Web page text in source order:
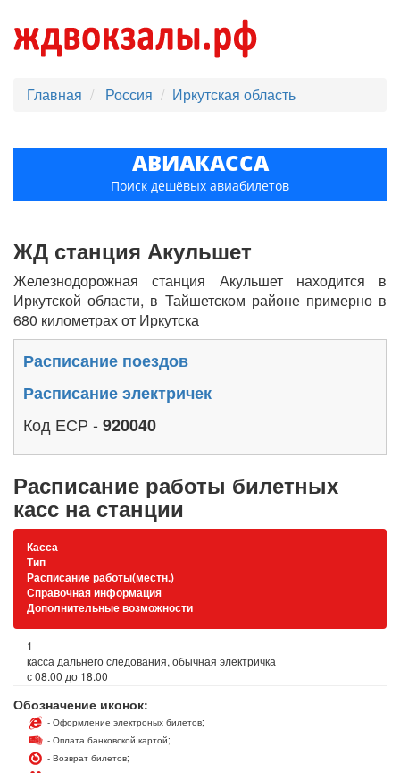
Главная Россия Иркутская область
АВИАКАССА
Поиск дешёвых авиабилетов
ЖД станция Акульшет
Железнодорожная станция Акульшет находится в
Иркутской области, в Тайшетском районе примерно в
680 километрах от Иркутска
Расписание поездов
Расписание электричек
Код ЕСР - 920040
Расписание работы билетных
касс на станции
Касса
Тип
Расписание работы(местн.)
Справочная информация
Дополнительные возможности
1
касса дальнего следования, обычная электричка
с 08.00 до 18.00
Обозначение иконок:
- Оформление электроных билетов;
- Оплата банковской картой;
- Возврат билетов;